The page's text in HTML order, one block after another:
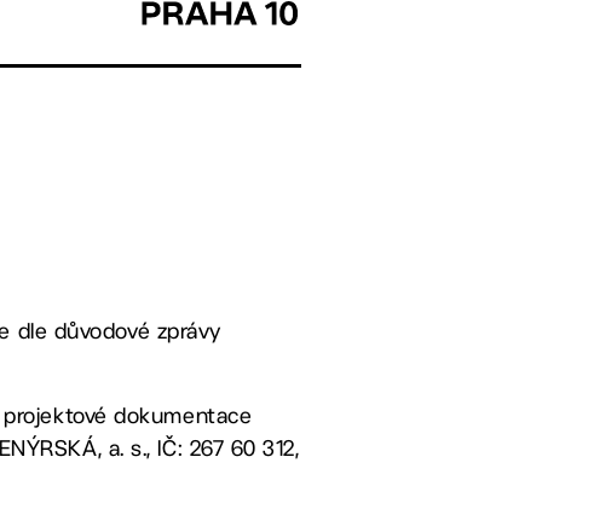
dle důvodové zprávy
dokumentace
a. s., IČ: 267 60 312,